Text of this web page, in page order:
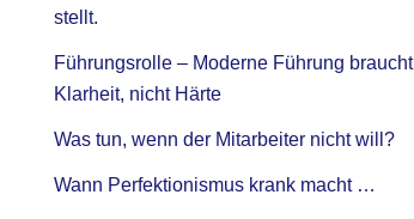
stellt.
Führungsrolle – Moderne Führung braucht
Klarheit, nicht Härte
Was tun, wenn der Mitarbeiter nicht will?
Wann Perfektionismus krank macht …